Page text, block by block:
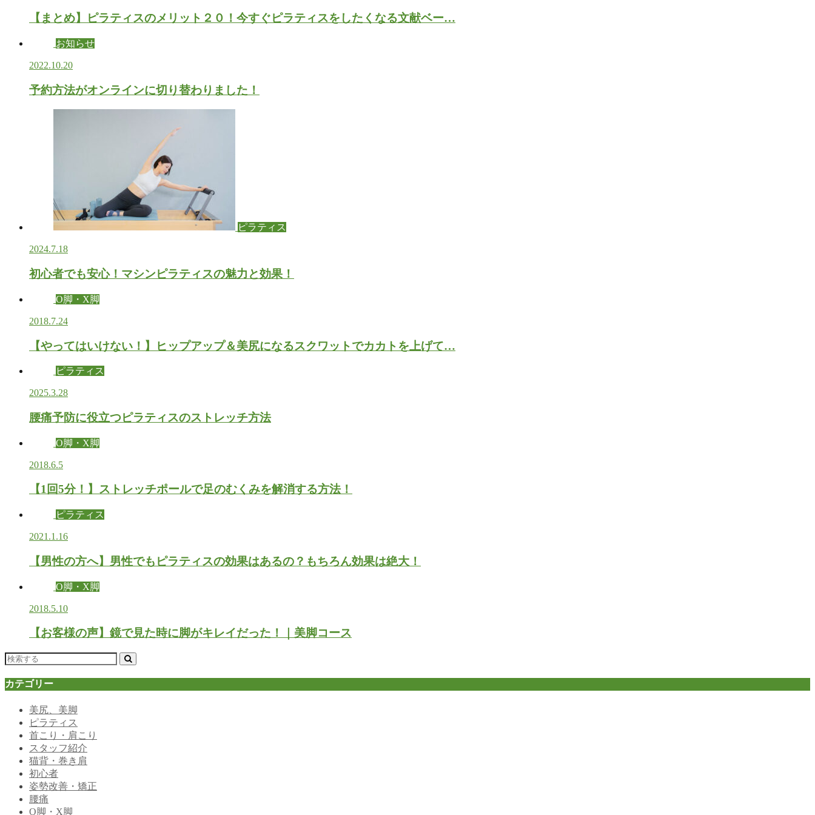
【まとめ】ピラティスのメリット２０！今すぐピラティスをしたくなる文献ベー…
お知らせ
2022.10.20
予約方法がオンラインに切り替わりました！
ピラティス
2024.7.18
初心者でも安心！マシンピラティスの魅力と効果！
O脚・X脚
2018.7.24
【やってはいけない！】ヒップアップ＆美尻になるスクワットでカカトを上げて…
ピラティス
2025.3.28
腰痛予防に役立つピラティスのストレッチ方法
O脚・X脚
2018.6.5
【1回5分！】ストレッチポールで足のむくみを解消する方法！
ピラティス
2021.1.16
【男性の方へ】男性でもピラティスの効果はあるの？もちろん効果は絶大！
O脚・X脚
2018.5.10
【お客様の声】鏡で見た時に脚がキレイだった！｜美脚コース
カテゴリー
美尻、美脚
ピラティス
首こり・肩こり
スタッフ紹介
猫背・巻き肩
初心者
姿勢改善・矯正
腰痛
O脚・X脚